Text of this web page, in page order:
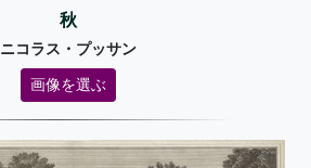
秋
ニコラス・プッサン
画像を選ぶ